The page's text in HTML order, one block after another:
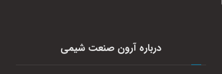
درباره آرون صنعت شیمی